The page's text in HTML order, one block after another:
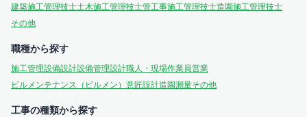
建築施工管理技士土木施工管理技士管工事施工管理技士造園施工管理技士
その他
職種から探す
施工管理設備設計設備管理設計職人・現場作業員営業
ビルメンテナンス（ビルメン） 意匠設計造園測量その他
工事の種類から探す